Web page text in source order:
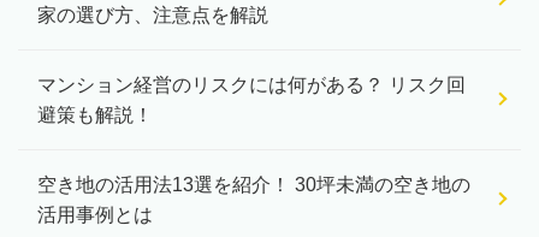
家の選び方、注意点を解説
マンション経営のリスクには何がある？ リスク回
避策も解説！
空き地の活用法13選を紹介！ 30坪未満の空き地の
活用事例とは